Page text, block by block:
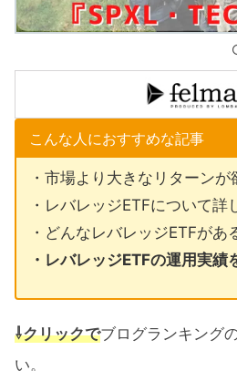
こんな人におすすめな記事
・市場より大きなリターンが
・レバレッジETFについて詳
・どんなレバレッジETFがあ
・レバレッジETFの運用実績
⇩クリックでブログランキング
い。